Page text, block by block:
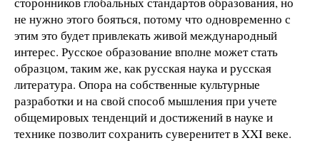
не нужно этого бояться, потому что одновременно с
этим это будет привлекать живой международный
интерес. Русское образование вполне может стать
образцом, таким же, как русская наука и русская
литература. Опора на собственные культурные
разработки и на свой способ мышления при учете
общемировых тенденций и достижений в науке и
технике позволит сохранить суверенитет в XXI веке.